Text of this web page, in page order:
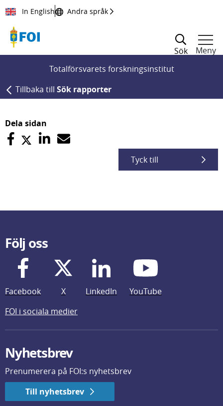
Till innehållet
In English Andra språk
Sök
Meny
Totalförsvarets forskningsinstitut
Tillbaka till Sök rapporter
Dela sidan
Tyck till
Följ oss
Facebook X LinkedIn
YouTube
FOI i sociala medier
Nyhetsbrev
Prenumerera på FOI:s nyhetsbrev
Till nyhetsbrev